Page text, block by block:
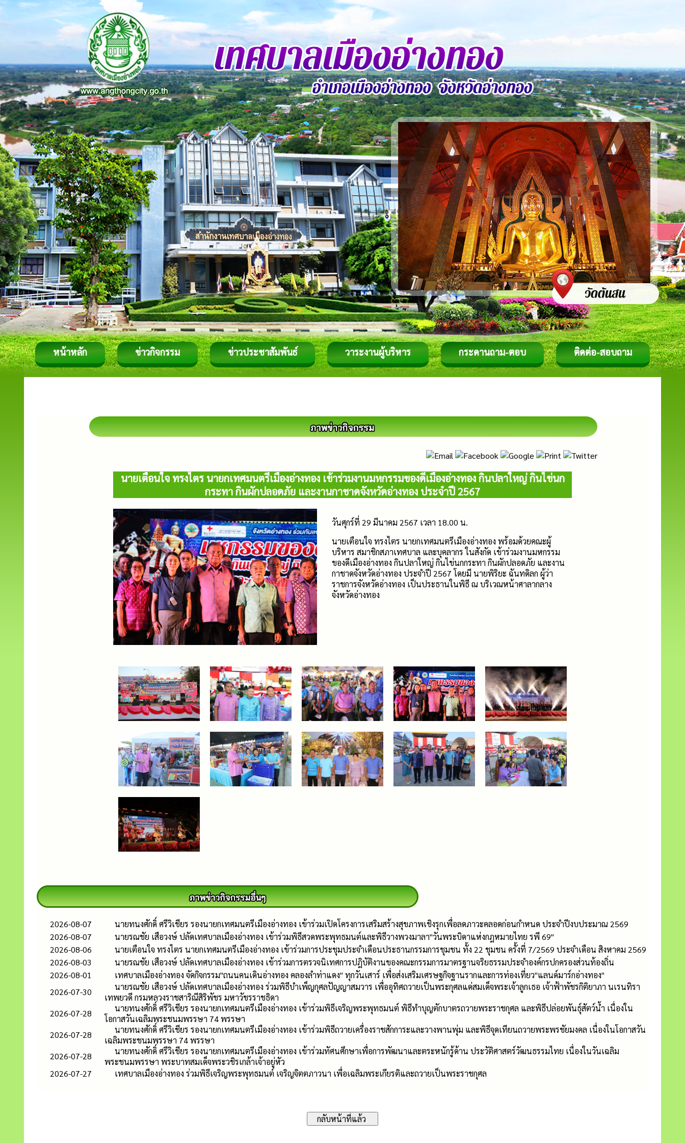
หน้าหลัก ข่าวกิจกรรม ข่าวประชาสัมพันธ์ วาระงานผู้บริหาร กระดานถาม-ตอบ ติดต่อ-สอบถาม
นายเตือนใจ ทรงไตร นายกเทศมนตรีเมืองอ่างทอง เข้าร่วมงานมหกรรมของดีเมืองอ่างทอง กินปลาใหญ่ กินไข่นก
กระทา กินผักปลอดภัย และงานกาชาดจังหวัดอ่างทอง ประจำปี 2567
วันศุกร์ที่ 29 มีนาคม 2567 เวลา 18.00 น.
นายเตือนใจ ทรงไตร นายกเทศมนตรีเมืองอ่างทอง พร้อมด้วยคณะผู้
บริหาร สมาชิกสภาเทศบาล และบุคลากร ในสังกัด เข้าร่วมงานมหกรรม
ของดีเมืองอ่างทอง กินปลาใหญ่ กินไข่นกกระทา กินผักปลอดภัย และงาน
กาชาดจังหวัดอ่างทอง ประจำปี 2567 โดยมี นายพิริยะ ฉันทดิลก ผู้ว่า
ราชการจังหวัดอ่างทอง เป็นประธานในพิธี ณ บริเวณหน้าศาลากลาง
จังหวัดอ่างทอง
2026-08-07
นายทนงศักดิ์ ศรีวิเชียร รองนายกเทศมนตรีเมืองอ่างทอง เข้าร่วมเปิดโครงการเสริมสร้างสุขภาพเชิงรุกเพื่อลดภาวะคลอดก่อนกำหนด ประจำปีงบประมาณ 2569
2026-08-07
นายรณชัย เสือวงษ์ ปลัดเทศบาลเมืองอ่างทอง เข้าร่วมพิธีสวดพระพุทธมนต์และพิธีวางพวงมาลา"วันพระบิดาแห่งกฎหมายไทย รพี 69"
2026-08-06
นายเตือนใจ ทรงไตร นายกเทศมนตรีเมืองอ่างทอง เข้าร่วมการประชุมประจำเดือนประธานกรรมการชุมชน ทั้ง 22 ชุมชน ครั้งที่ 7/2569 ประจำเดือน สิงหาคม 2569
2026-08-03
นายรณชัย เสือวงษ์ ปลัดเทศบาลเมืองอ่างทอง เข้าร่วมการตรวจนิเทศการปฎิบัติงานของคณะกรรมการมาตรฐานจริยธรรมประจำองค์กรปกครองส่วนท้องถิ่น
2026-08-01
เทศบาลเมืองอ่างทอง จัดกิจกรรม"ถนนคนเดินอ่างทอง คลองลำท่าแดง" ทุกวันเสาร์ เพื่อส่งเสริมเศรษฐกิจฐานรากและการท่องเที่ยว"แลนด์มาร์กอ่างทอง"
2026-07-30
นายรณชัย เสือวงษ์ ปลัดเทศบาลเมืองอ่างทอง ร่วมพิธีบำเพ็ญกุศลปัญญาสมวาร เพื่ออุทิศถวายเป็นพระกุศลแด่สมเด็จพระเจ้าลูกเธอ เจ้าฟ้าพัชรกิติยาภา นเรนทิรา
เทพยวดี กรมหลวงราชสาริณีสิริพัชร มหาวัชรราชธิดา
2026-07-28
นายทนงศักดิ์ ศรีวิเชียร รองนายกเทศมนตรีเมืองอ่างทอง เข้าร่วมพิธีเจริญพระพุทธมนต์ พิธีทำบุญตักบาตรถวายพระราชกุศล และพิธีปล่อยพันธุ์สัตว์น้ำ เนื่องใน
โอกาสวันเฉลิมพระชนมพรรษา 74 พรรษา
2026-07-28
นายทนงศักดิ์ ศรีวิเชียร รองนายกเทศมนตรีเมืองอ่างทอง เข้าร่วมพิธีถวายเครื่องราชสักการะและวางพานพุ่ม และพิธีจุดเทียนถวายพระพรชัยมงคล เนื่องในโอกาสวัน
เฉลิมพระชนมพรรษา 74 พรรษา
2026-07-28
นายทนงศักดิ์ ศรีวิเชียร รองนายกเทศมนตรีเมืองอ่างทอง เข้าร่วมทัศนศึกษาเพื่อการพัฒนาและตระหนักรู้ด้าน ประวัติศาสตร์วัฒนธรรมไทย เนื่องในวันเฉลิม
พระชนมพรรษา พระบาทสมเด็จพระวชิรเกล้าเจ้าอยู่หัว
2026-07-27
เทศบาลเมืองอ่างทอง ร่วมพิธีเจริญพระพุทธมนต์ เจริญจิตตภาวนา เพื่อเฉลิมพระเกียรติและถวายเป็นพระราชกุศล